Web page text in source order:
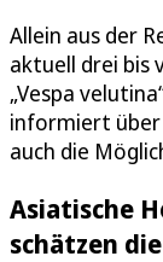
Allein aus der
aktuell drei bis
„Vespa
informiert über
auch die
Asiatische
schätzen